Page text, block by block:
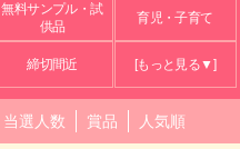
無料サンプル・試
供品
育児・子育て
締切間近 [もっと見る▼]
当選人数 賞品 人気順